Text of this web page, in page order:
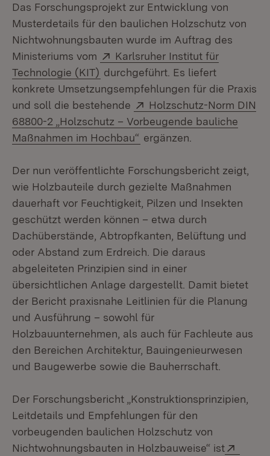
Das Forschungsprojekt zur Entwicklung von
Musterdetails für den baulichen Holzschutz von
Nichtwohnungsbauten wurde im Auftrag des
Ministeriums vom
Extern:
Karlsruher Institut für
Technologie (KIT) (Öffnet in neuem Fenster)
durchgeführt. Es liefert
konkrete Umsetzungsempfehlungen für die Praxis
und soll die bestehende
Extern:
Holzschutz-Norm DIN
68800-2 „Holzschutz – Vorbeugende bauliche
Maßnahmen im Hochbau“ (Öffnet in neuem Fenster)
ergänzen.
Der nun veröffentlichte Forschungsbericht zeigt,
wie Holzbauteile durch gezielte Maßnahmen
dauerhaft vor Feuchtigkeit, Pilzen und Insekten
geschützt werden können – etwa durch
Dachüberstände, Abtropfkanten, Belüftung und
oder Abstand zum Erdreich. Die daraus
abgeleiteten Prinzipien sind in einer
übersichtlichen Anlage dargestellt. Damit bietet
der Bericht praxisnahe Leitlinien für die Planung
und Ausführung – sowohl für
Holzbauunternehmen, als auch für Fachleute aus
den Bereichen Architektur, Bauingenieurwesen
und Baugewerbe sowie die Bauherrschaft.
Der Forschungsbericht „Konstruktionsprinzipien,
Leitdetails und Empfehlungen für den
vorbeugenden baulichen Holzschutz von
Nichtwohnungsbauten in Holzbauweise“ ist